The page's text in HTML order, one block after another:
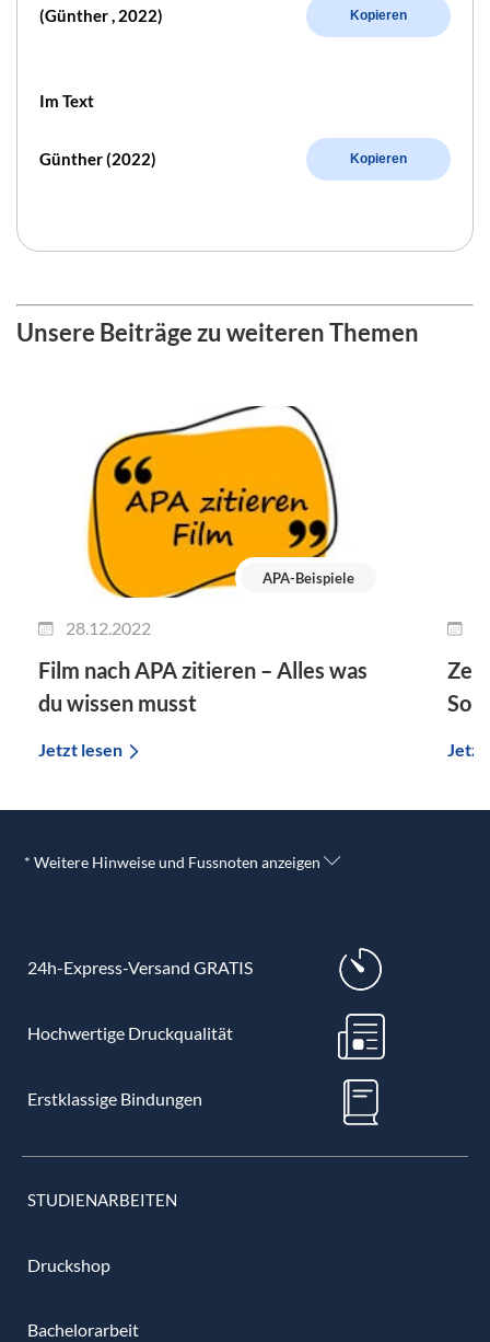
(Günther , 2022) Kopieren
Im Text
Günther (2022) Kopieren
Unsere Beiträge zu weiteren Themen
APA-Beispiele
28.12.2022
Film nach APA zitieren – Alles was
du wissen musst
Jetzt lesen
So
Jetzt
* Weitere Hinweise und Fussnoten anzeigen
24h-Express-Versand GRATIS
Hochwertige Druckqualität
Erstklassige Bindungen
STUDIENARBEITEN
Druckshop
Bachelorarbeit